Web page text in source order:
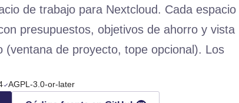
de trabajo para Nextcloud. Cada espacio
presupuestos, objetivos de ahorro y vista
(ventana de proyecto, tope opcional). Los
AGPL-3.0-or-later